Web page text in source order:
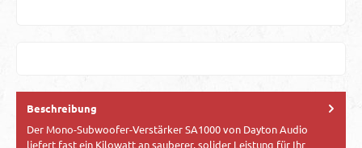
Beschreibung
Der Mono-Subwoofer-Verstärker SA1000 von Dayton Audio
liefert fast ein Kilowatt an sauberer, solider Leistung für Ihr